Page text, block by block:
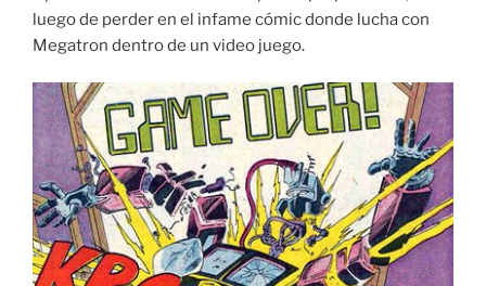
luego de perder en el infame cómic donde lucha con
Megatron dentro de un video juego.